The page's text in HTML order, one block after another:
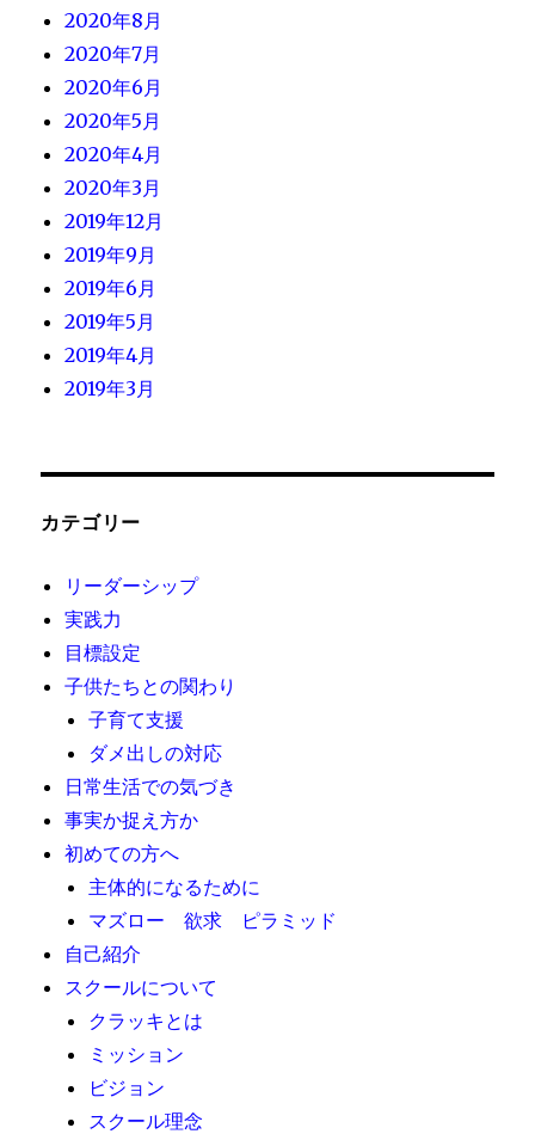
2020年8月
2020年7月
2020年6月
2020年5月
2020年4月
2020年3月
2019年12月
2019年9月
2019年6月
2019年5月
2019年4月
2019年3月
カテゴリー
リーダーシップ
実践力
目標設定
子供たちとの関わり
子育て支援
ダメ出しの対応
日常生活での気づき
事実か捉え方か
初めての方へ
主体的になるために
マズロー 欲求 ピラミッド
自己紹介
スクールについて
クラッキとは
ミッション
ビジョン
スクール理念